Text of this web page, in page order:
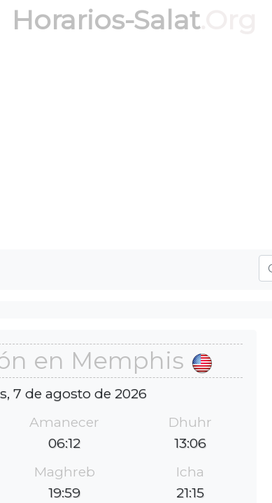
Horarios-Salat.Org
en Memphis
7 de agosto de 2026
Amanecer
06:12
Dhuhr
13:06
Maghreb
19:59
Icha
21:15